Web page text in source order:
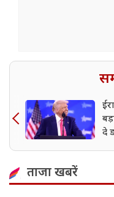
दे
ताजा खबरें